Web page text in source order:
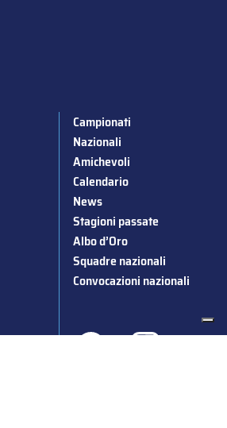
Campionati
Nazionali
Amichevoli
Calendario
News
Stagioni passate
Albo d’Oro
Squadre nazionali
Convocazioni nazionali